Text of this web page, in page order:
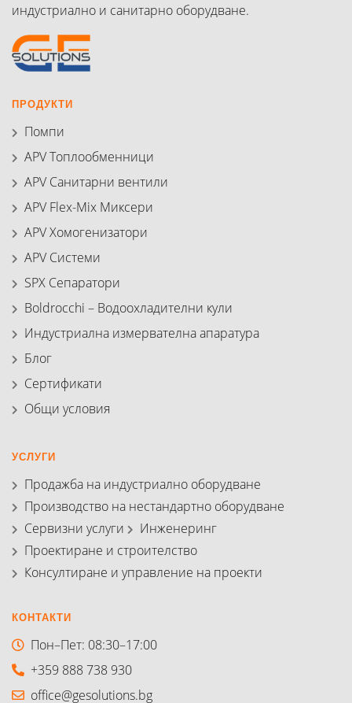
индустриално и санитарно оборудване.
ПРОДУКТИ
Помпи
APV Топлообменници
APV Санитарни вентили
APV Flex-Mix Миксери
APV Хомогенизатори
APV Системи
SPX Сепаратори
Boldrocchi – Водоохладителни кули
Индустриална измервателна апаратура
Блог
Сертификати
Общи условия
УСЛУГИ
Продажба на индустриално оборудване
Производство на нестандартно оборудване
Сервизни услуги
Инженеринг
Проектиране и строителство
Консултиране и управление на проекти
КОНТАКТИ
Пон–Пет: 08:30–17:00
+359 888 738 930
office@gesolutions.bg